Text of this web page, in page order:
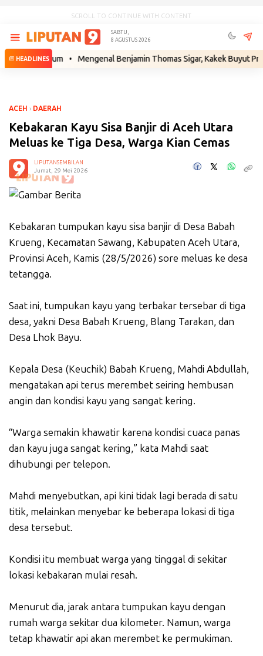
SCROLL TO CONTINUE WITH CONTENT
SABTU,
8 AGUSTUS 2026
HEADLINES
Hukum • Mengenal Benjamin Thomas Sigar, Kakek Buyut Prabowo
ACEH › DAERAH
Kebakaran Kayu Sisa Banjir di Aceh Utara
Meluas ke Tiga Desa, Warga Kian Cemas
LIPUTANSEMBILAN
Jumat, 29 Mei 2026
Kebakaran tumpukan kayu sisa banjir di Desa Babah
Krueng, Kecamatan Sawang, Kabupaten Aceh Utara,
Provinsi Aceh, Kamis (28/5/2026) sore meluas ke desa
tetangga.
Saat ini, tumpukan kayu yang terbakar tersebar di tiga
desa, yakni Desa Babah Krueng, Blang Tarakan, dan
Desa Lhok Bayu.
Kepala Desa (Keuchik) Babah Krueng, Mahdi Abdullah,
mengatakan api terus merembet seiring hembusan
angin dan kondisi kayu yang sangat kering.
“Warga semakin khawatir karena kondisi cuaca panas
dan kayu juga sangat kering,” kata Mahdi saat
dihubungi per telepon.
Mahdi menyebutkan, api kini tidak lagi berada di satu
titik, melainkan menyebar ke beberapa lokasi di tiga
desa tersebut.
Kondisi itu membuat warga yang tinggal di sekitar
lokasi kebakaran mulai resah.
Menurut dia, jarak antara tumpukan kayu dengan
rumah warga sekitar dua kilometer. Namun, warga
tetap khawatir api akan merembet ke permukiman.